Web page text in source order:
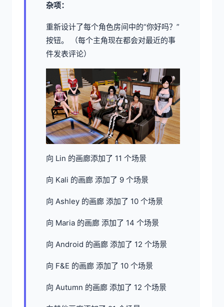
杂项：
重新设计了每个角色房间中的“你好吗？”
按钮。 （每个主角现在都会对最近的事
件发表评论）
向 Lin 的画廊添加了 11 个场景
向 Kali 的画廊 添加了 9 个场景
向 Ashley 的画廊 添加了 10 个场景
向 Maria 的画廊 添加了 14 个场景
向 Android 的画廊 添加了 12 个场景
向 F&E 的画廊 添加了 10 个场景
向 Autumn 的画廊 添加了 12 个场景